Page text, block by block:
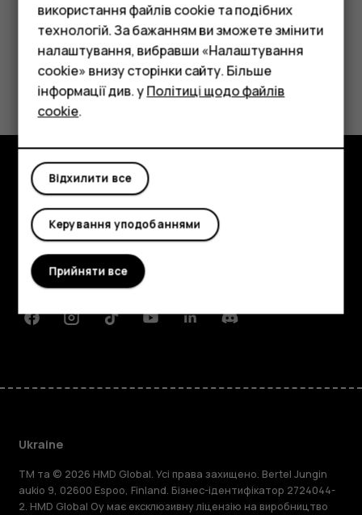
Смартфони
Фічерфони
Аксесуари
Планшети
Це було для вас корисним?
Так
Огляд
Детальніше
Planet and people
Підтримка
FacebookInstagramTiktokYoutubeLinkedinDiscord
Ukraine
TM та © 2026 HMD Global. Усі права захищено. Bertel Jungin
aukio 9, 02600 Espoo, Finland. Бізнес-ідентифікатор 2724044-
2. HMD Global Oy має ексклюзивну ліцензію на виробництво
використання файлів cookie та подібних
технологій. За бажанням ви зможете змінити
налаштування, вибравши «Налаштування
cookie» внизу сторінки сайту. Більше
інформації див. уПолітиці щодо файлів
cookie.
Відхилити все
Керування уподобаннями
Прийняти все